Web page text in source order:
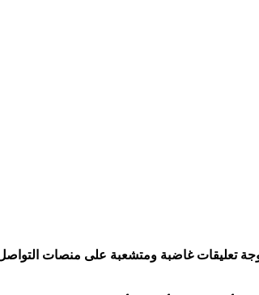
موجة تعليقات غاضبة ومتشعبة على منصات